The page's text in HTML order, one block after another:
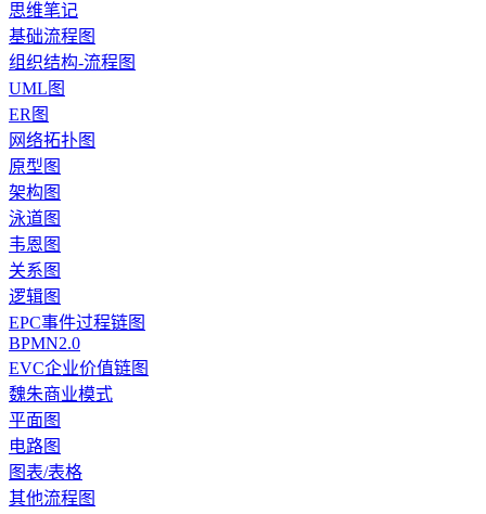
思维笔记
基础流程图
组织结构-流程图
UML图
ER图
网络拓扑图
原型图
架构图
泳道图
韦恩图
关系图
逻辑图
EPC事件过程链图
BPMN2.0
EVC企业价值链图
魏朱商业模式
平面图
电路图
图表/表格
其他流程图